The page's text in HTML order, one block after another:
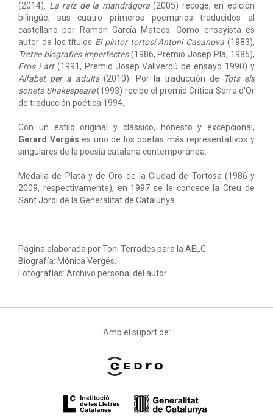
(2014). La raíz de la mandrágora(2005) recoge, en edición
bilingüe, sus cuatro primeros poemarios traducidos al
castellano por Ramón García Mateos. Como ensayista es
autor de los títulos El pintor tortosí Antoni Casanova (1983),
Tretze biografies imperfectes(1986, Premio Josep Pla, 1985),
Eros i art(1991, Premio Josep Vallverdú de ensayo 1990) y
Alfabet per a adults(2010). Por la traducción de
Tots els
sonets Shakespeare(1993) recibe el premio Crítica Serra d'Or
de traducción poética 1994.
Con un estilo original y clássico, honesto y excepcional,
Gerard Vergés es uno de los poetas más representativos y
singulares de la poesía catalana contemporánea.
Medalla de Plata y de Oro de la Ciudad de Tortosa (1986 y
2009, respectivamente), en 1997 se le concede la Creu de
Sant Jordi de la Generalitat de Catalunya.
Página elaborada por Toni Terrades para la AELC.
Biografía: Mónica Vergés.
Fotografías: Archivo personal del autor.
Amb el suport de: